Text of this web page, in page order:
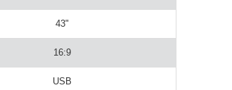
43"
16:9
USB